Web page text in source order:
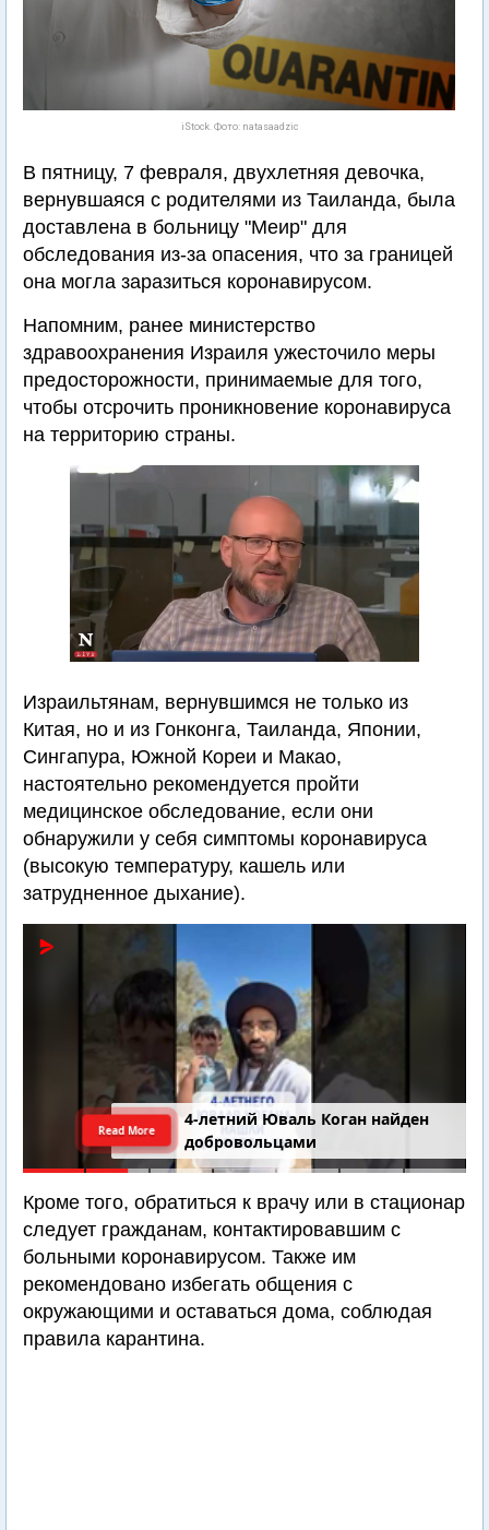
iStock. Фото: natasaadzic
В пятницу, 7 февраля, двухлетняя девочка,
вернувшаяся с родителями из Таиланда, была
доставлена в больницу "Меир" для
обследования из-за опасения, что за границей
она могла заразиться коронавирусом.
Напомним, ранее министерство
здравоохранения Израиля ужесточило меры
предосторожности, принимаемые для того,
чтобы отсрочить проникновение коронавируса
на территорию страны.
Израильтянам, вернувшимся не только из
Китая, но и из Гонконга, Таиланда, Японии,
Сингапура, Южной Кореи и Макао,
настоятельно рекомендуется пройти
медицинское обследование, если они
обнаружили у себя симптомы коронавируса
(высокую температуру, кашель или
затрудненное дыхание).
4-летний Юваль Коган найден
добровольцами
Read More
Кроме того, обратиться к врачу или в стационар
следует гражданам, контактировавшим с
больными коронавирусом. Также им
рекомендовано избегать общения с
окружающими и оставаться дома, соблюдая
правила карантина.